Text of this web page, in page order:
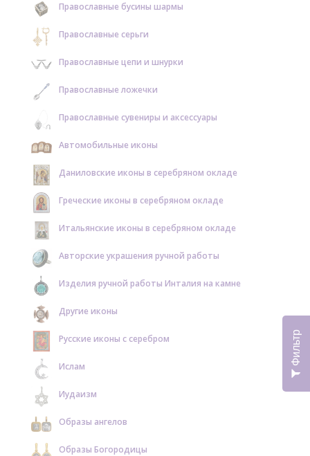
Фильтр
Православные бусины шармы
Православные серьги
Православные цепи и шнурки
Православные ложечки
Православные сувениры и аксессуары
Автомобильные иконы
Даниловские иконы в серебряном окладе
Греческие иконы в серебряном окладе
Итальянские иконы в серебряном окладе
Авторские украшения ручной работы
Изделия ручной работы Инталия на камне
Другие иконы
Русские иконы с серебром
Ислам
Иудаизм
Образы ангелов
Образы Богородицы